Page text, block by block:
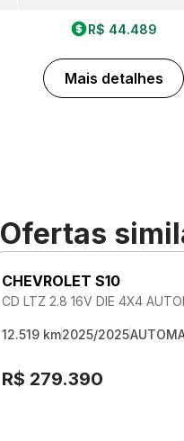
R$ 44.489
Mais detalhes
Ofertas
CHEVROLET S10
CD LTZ 2.8 16V DIE 4X4
12.519 km2025/2025
R$ 279.390